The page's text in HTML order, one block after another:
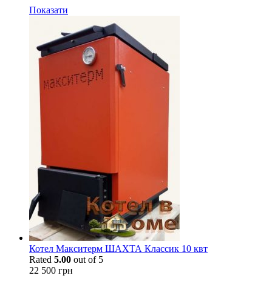
Показати
Котел Макситерм ШАХТА Классик 10 квт
Rated 5.00 out of 5
22 500 грн